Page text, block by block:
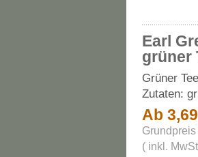
Earl
grüner
Grüner
Zutaten:
Ab
( inkl.